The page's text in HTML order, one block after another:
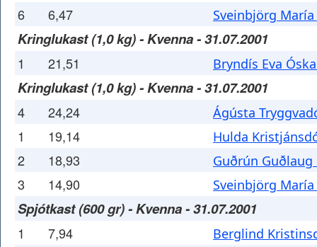
6 6,47 Sveinbjörg
Kringlukast (1,0 kg) - Kvenna - 31.07.2001
1 21,51 Bryndís Eva
Kringlukast (1,0 kg) - Kvenna - 31.07.2001
4 24,24 Ágústa
1 19,14 Hulda
2 18,93 Guðrún
3 14,90 Sveinbjörg
Spjótkast (600 gr) - Kvenna - 31.07.2001
1 7,94 Berglind